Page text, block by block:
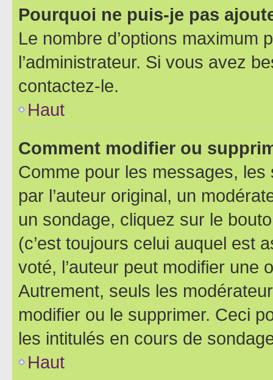
Pourquoi ne puis-je pas
Le nombre d’options maximum
l’administrateur. Si vous avez
contactez-le.
Haut
Comment modifier ou
Comme pour les messages,
par l’auteur original, un
un sondage, cliquez sur le
(c’est toujours celui auquel est
voté, l’auteur peut modifier une
Autrement, seuls les
modifier ou le supprimer. Ceci
les intitulés en cours de
Haut